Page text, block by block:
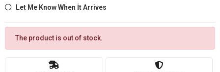
Let Me Know When İt Arrives
The product is out of stock.